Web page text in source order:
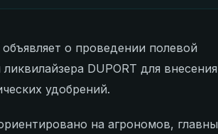
о проведении полевой
DUPORT для внесения
удобрений.
на агрономов,